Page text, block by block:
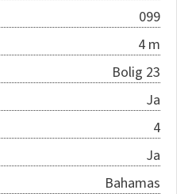
099
4 m
Bolig 23
Ja
4
Ja
Bahamas